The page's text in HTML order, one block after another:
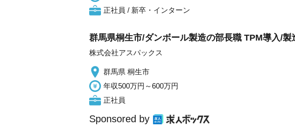
正社員 / 新卒・インターン
群馬県桐生市/ダンボール製造の部長職 TPM導入/
株式会社アスパックス
群馬県 桐生市
年収500万円～600万円
正社員
Sponsored by